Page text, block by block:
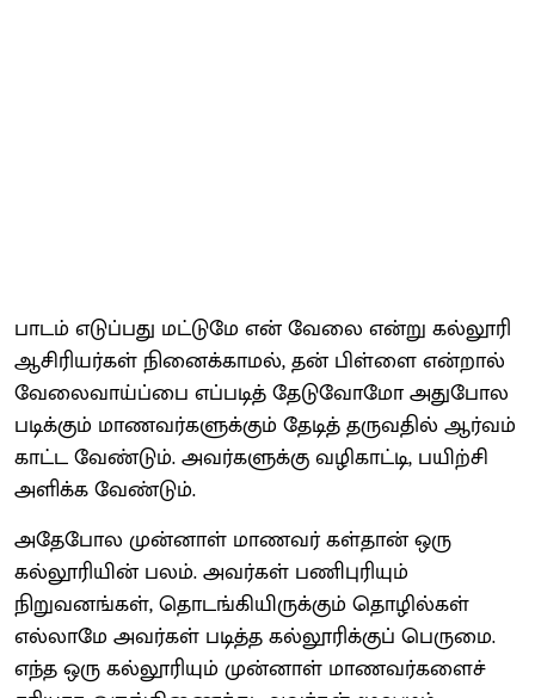
பாடம் எடுப்பது மட்டுமே என் வேலை என்று கல்லூரி
ஆசிரியர்கள் நினைக்காமல், தன் பிள்ளை என்றால்
வேலைவாய்ப்பை எப்படித் தேடுவோமோ அதுபோல
படிக்கும் மாணவர்களுக்கும் தேடித் தருவதில் ஆர்வம்
காட்ட வேண்டும். அவர்களுக்கு வழிகாட்டி, பயிற்சி
அளிக்க வேண்டும்.
அதேபோல முன்னாள் மாணவர் கள்தான் ஒரு
கல்லூரியின் பலம். அவர்கள் பணிபுரியும்
நிறுவனங்கள், தொடங்கியிருக்கும் தொழில்கள்
எல்லாமே அவர்கள் படித்த கல்லூரிக்குப் பெருமை.
எந்த ஒரு கல்லூரியும் முன்னாள் மாணவர்களைச்